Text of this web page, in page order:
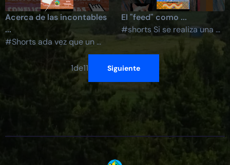
Acerca de las incontables
...
#Shorts ada vez que un ...
El "feed" como ...
#shorts Si se realiza una ...
1de11 Siguiente